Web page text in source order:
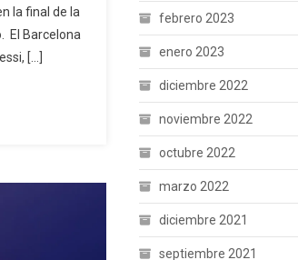
la final de la
El Barcelona
[…]
febrero 2023
enero 2023
diciembre 2022
noviembre 2022
octubre 2022
marzo 2022
diciembre 2021
septiembre 2021